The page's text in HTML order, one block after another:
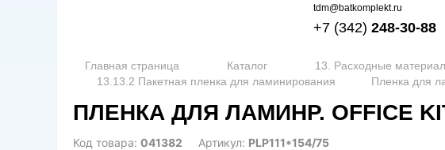
tdm@batkomplekt.ru
+7 (342) 248-30-88
Главная страница Каталог 13. Расходные
13.13.2 Пакетная пленка для ламинирования
Пленка для
ПЛЕНКА ДЛЯ ЛАМИНР. OFFICE
Код товара: 041382 Артикул: PLP111*154/75